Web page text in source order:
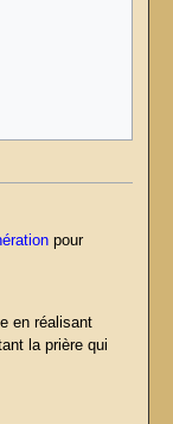
pour
en réalisant
la prière qui